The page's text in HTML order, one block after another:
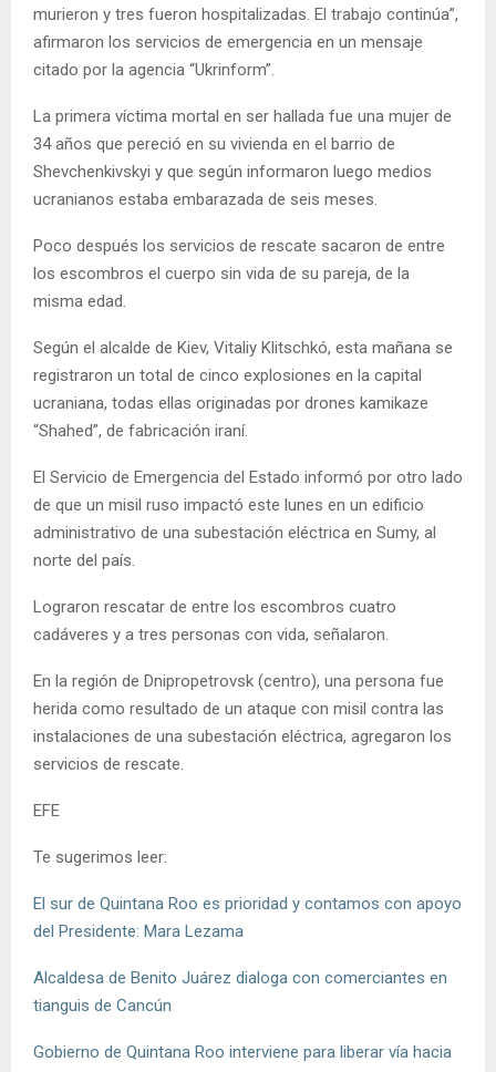
murieron y tres fueron hospitalizadas. El trabajo continúa”,
afirmaron los servicios de emergencia en un mensaje
citado por la agencia “Ukrinform”.
La primera víctima mortal en ser hallada fue una mujer de
34 años que pereció en su vivienda en el barrio de
Shevchenkivskyi y que según informaron luego medios
ucranianos estaba embarazada de seis meses.
Poco después los servicios de rescate sacaron de entre
los escombros el cuerpo sin vida de su pareja, de la
misma edad.
Según el alcalde de Kiev, Vitaliy Klitschkó, esta mañana se
registraron un total de cinco explosiones en la capital
ucraniana, todas ellas originadas por drones kamikaze
“Shahed”, de fabricación iraní.
El Servicio de Emergencia del Estado informó por otro lado
de que un misil ruso impactó este lunes en un edificio
administrativo de una subestación eléctrica en Sumy, al
norte del país.
Lograron rescatar de entre los escombros cuatro
cadáveres y a tres personas con vida, señalaron.
En la región de Dnipropetrovsk (centro), una persona fue
herida como resultado de un ataque con misil contra las
instalaciones de una subestación eléctrica, agregaron los
servicios de rescate.
EFE
Te sugerimos leer:
El sur de Quintana Roo es prioridad y contamos con apoyo
del Presidente: Mara Lezama
Alcaldesa de Benito Juárez dialoga con comerciantes en
tianguis de Cancún
Gobierno de Quintana Roo interviene para liberar vía hacia